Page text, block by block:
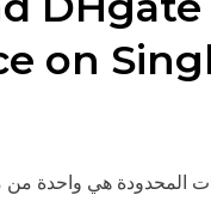
on
هي واحدة من